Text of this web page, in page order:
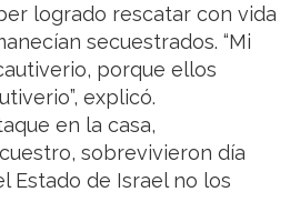
logrado rescatar con vida
secuestrados. “Mi
porque ellos
explicó.
en la casa,
sobrevivieron día
Estado de Israel no los